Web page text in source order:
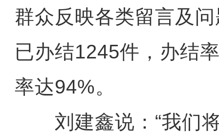
群众反映各类留言及
已办结1245件，办结
率达94%。
刘建鑫说：“我们将